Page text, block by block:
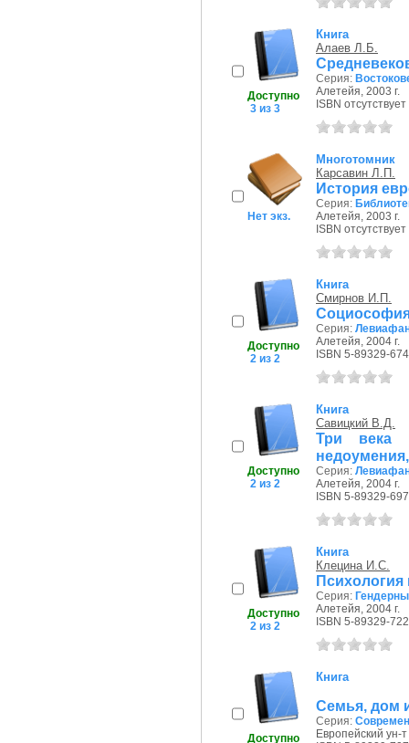
Доступно
3 из 3
Книга
Алаев Л.Б.
Серия:
Алетейя, 2003 г.
ISBN отсутствует
Нет экз.
Многотомник
Карсавин Л.П.
История
Серия:
Алетейя, 2003 г.
ISBN отсутствует
Доступно
2 из 2
Книга
Смирнов И.П.
Серия:
Алетейя, 2004 г.
ISBN 5-89329-
Доступно
2 из 2
Книга
Савицкий В.Д.
Три века
Серия:
Алетейя, 2004 г.
ISBN 5-89329-
Доступно
2 из 2
Книга
Клецина И.С.
Психология
Серия:
Алетейя, 2004 г.
ISBN 5-89329-
Доступно
Книга
Семья, дом
Серия:
Европейский ун-